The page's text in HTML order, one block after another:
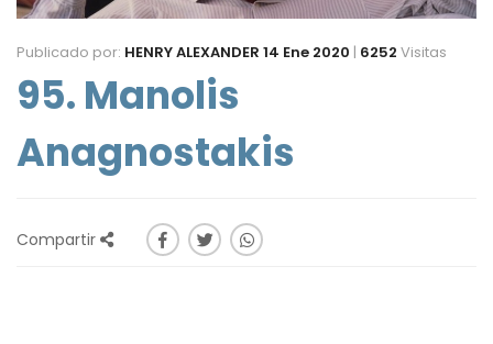
Publicado por: HENRY ALEXANDER 14 Ene 2020 | 6252 Visitas
95. Manolis
Anagnostakis
Compartir